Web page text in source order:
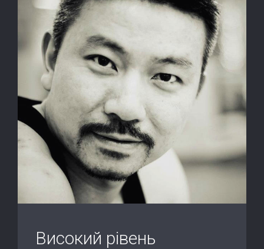
Високий рівень